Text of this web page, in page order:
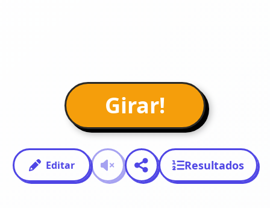
Girar!
Editar Resultados